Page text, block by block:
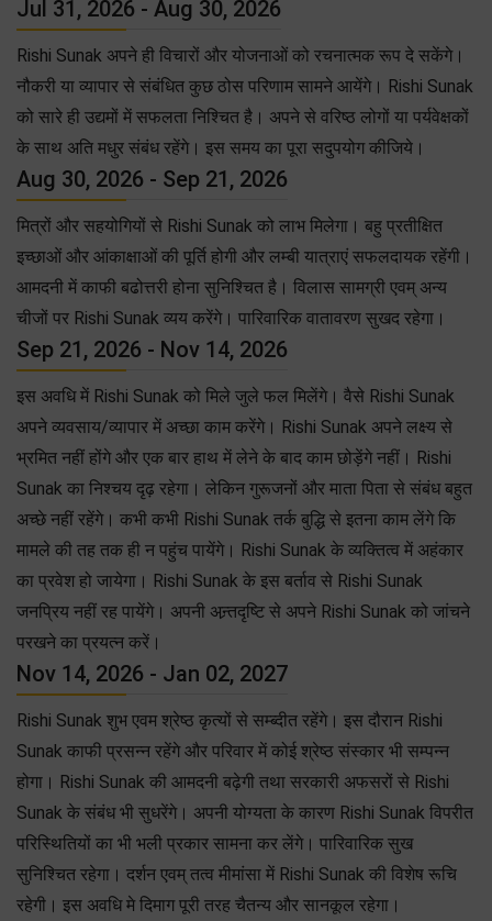
Jul 31, 2026 - Aug 30, 2026
Rishi Sunak अपने ही विचारों और योजनाओं को रचनात्मक रूप दे सकेंगे।
नौकरी या व्यापार से संबंधित कुछ ठोस परिणाम सामने आयेंगे। Rishi Sunak
को सारे ही उद्यमों में सफलता निश्चित है। अपने से वरिष्ठ लोगों या पर्यवेक्षकों
के साथ अति मधुर संबंध रहेंगे। इस समय का पूरा सदुपयोग कीजिये।
Aug 30, 2026 - Sep 21, 2026
मित्रों और सहयोगियों से Rishi Sunak को लाभ मिलेगा। बहु प्रतीक्षित
इच्छाओं और आंकाक्षाओं की पूर्ति होगी और लम्बी यात्राएं सफलदायक रहेंगी।
आमदनी में काफी बढोत्तरी होना सुनिश्चित है। विलास सामग्री एवम् अन्य
चीजों पर Rishi Sunak व्यय करेंगे। पारिवारिक वातावरण सुखद रहेगा।
Sep 21, 2026 - Nov 14, 2026
इस अवधि में Rishi Sunak को मिले जुले फल मिलेंगे। वैसे Rishi Sunak
अपने व्यवसाय/व्यापार में अच्छा काम करेंगे। Rishi Sunak अपने लक्ष्य से
भ्रमित नहीं होंगे और एक बार हाथ में लेने के बाद काम छोड़ेंगे नहीं। Rishi
Sunak का निश्चय दृढ़ रहेगा। लेकिन गुरूजनों और माता पिता से संबंध बहुत
अच्छे नहीं रहेंगे। कभी कभी Rishi Sunak तर्क बुद्धि से इतना काम लेंगे कि
मामले की तह तक ही न पहुंच पायेंगे। Rishi Sunak के व्यक्तित्व में अहंकार
का प्रवेश हो जायेगा। Rishi Sunak के इस बर्ताव से Rishi Sunak
जनप्रिय नहीं रह पायेंगे। अपनी अन्र्तदृष्टि से अपने Rishi Sunak को जांचने
परखने का प्रयत्न करें।
Nov 14, 2026 - Jan 02, 2027
Rishi Sunak शुभ एवम श्रेष्ठ कृत्यों से सम्ब्दीत रहेंगे। इस दौरान Rishi
Sunak काफी प्रसन्न रहेंगे और परिवार में कोई श्रेष्ठ संस्कार भी सम्पन्न
होगा। Rishi Sunak की आमदनी बढ़ेगी तथा सरकारी अफसरों से Rishi
Sunak के संबंध भी सुधरेंगे। अपनी योग्यता के कारण Rishi Sunak विपरीत
परिस्थितियों का भी भली प्रकार सामना कर लेंगे। पारिवारिक सुख
सुनिश्चित रहेगा। दर्शन एवम् तत्व मीमांसा में Rishi Sunak की विशेष रूचि
रहेगी। इस अवधि मे दिमाग पूरी तरह चैतन्य और सानकूल रहेगा।